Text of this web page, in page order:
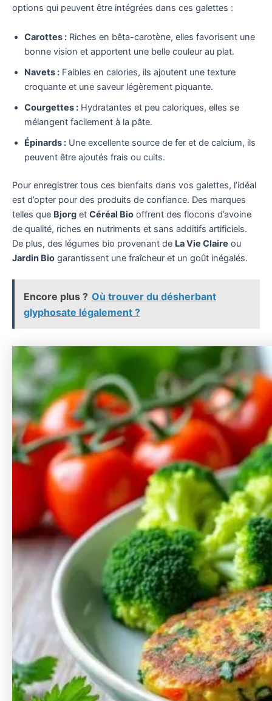
options qui peuvent être intégrées dans ces galettes :
Carottes : Riches en bêta-carotène, elles favorisent une
bonne vision et apportent une belle couleur au plat.
Navets : Faibles en calories, ils ajoutent une texture
croquante et une saveur légèrement piquante.
Courgettes : Hydratantes et peu caloriques, elles se
mélangent facilement à la pâte.
Épinards : Une excellente source de fer et de calcium, ils
peuvent être ajoutés frais ou cuits.
Pour enregistrer tous ces bienfaits dans vos galettes, l’idéal
est d’opter pour des produits de confiance. Des marques
telles que Bjorg et Céréal Bio offrent des flocons d’avoine
de qualité, riches en nutriments et sans additifs artificiels.
De plus, des légumes bio provenant de La Vie Claire ou
Jardin Bio garantissent une fraîcheur et un goût inégalés.
Encore plus ? Où trouver du désherbant
glyphosate légalement ?